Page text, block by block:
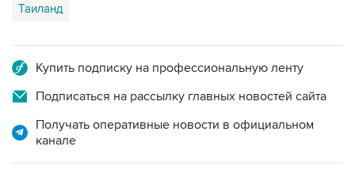
Таиланд
Купить подписку на профессиональную ленту
Подписаться на рассылку главных новостей сайта
Получать оперативные новости в официальном
канале